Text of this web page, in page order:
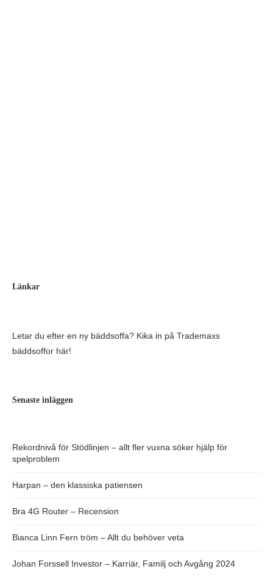
Länkar
Letar du efter en ny bäddsoffa? Kika in på Trademaxs
bäddsoffor här!
Senaste inläggen
Rekordnivå för Stödlinjen – allt fler vuxna söker hjälp för
spelproblem
Harpan – den klassiska patiensen
Bra 4G Router – Recension
Bianca Linn Fern tröm – Allt du behöver veta
Johan Forssell Investor – Karriär, Familj och Avgång 2024